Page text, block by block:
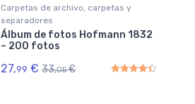
Carpetas de archivo, carpetas y
separadores
Álbum de fotos Hofmann 1832
– 200 fotos
27,99 € 33,05 €